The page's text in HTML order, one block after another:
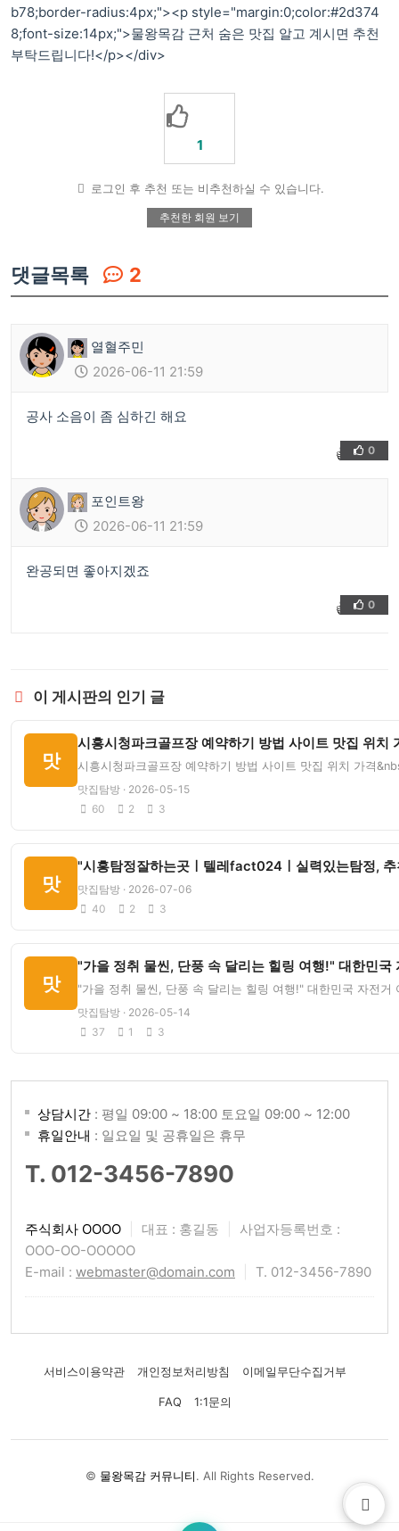
b78;border-radius:4px;"><p style="margin:0;color:#2d374
8;font-size:14px;">물왕목감 근처 숨은 맛집 알고 계시면 추천
부탁드립니다!</p></div>
1
로그인 후 추천 또는 비추천하실 수 있습니다.
추천한 회원 보기
댓글목록 2
열혈주민
2026-06-11 21:59
공사 소음이 좀 심하긴 해요
👍 ❤️
0
포인트왕
2026-06-11 21:59
완공되면 좋아지겠죠
👍 ❤️
0
이 게시판의 인기 글
맛
시흥시청파크골프장 예약하기 방법 사이트 맛집 위치
시흥시청파크골프장 예약하기 방법 사이트 맛집 위치 가격
맛집탐방 · 2026-05-15
60
2 3
맛
"시흥탐정잘하는곳ㅣ텔레fact024ㅣ실력있는탐정,
맛집탐방 · 2026-07-06
40
2 3
맛
"가을 정취 물씬, 단풍 속 달리는 힐링 여행!" 대한민국
"가을 정취 물씬, 단풍 속 달리는 힐링 여행!" 대한민국 자전
맛집탐방 · 2026-05-14
37
1 3
상담시간 : 평일 09:00 ~ 18:00 토요일 09:00 ~ 12:00
휴일안내 : 일요일 및 공휴일은 휴무
T. 012-3456-7890
주식회사 OOOO 대표 : 홍길동
사업자등록번호 :
OOO-OO-OOOOO
E-mail : webmaster@domain.com T. 012-3456-7890
서비스이용약관 개인정보처리방침 이메일무단수집거부
FAQ 1:1문의
© 물왕목감 커뮤니티. All Rights Reserved.